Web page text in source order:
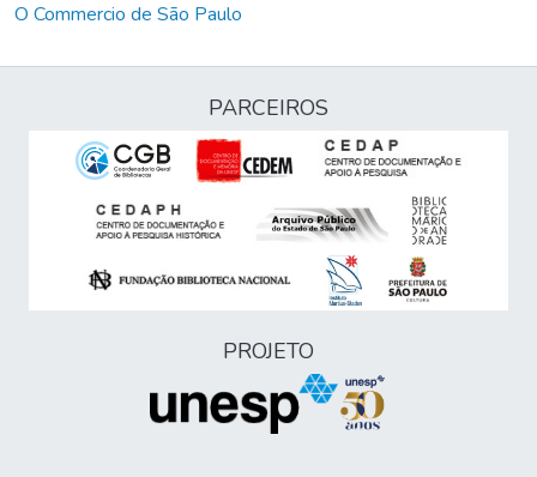
O Commercio de São Paulo
PARCEIROS
PROJETO